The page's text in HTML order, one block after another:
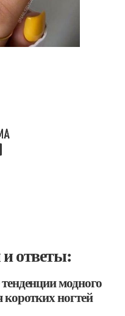
ответы:
модного
ногтей